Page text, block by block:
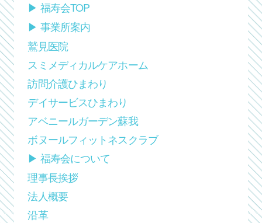
▶︎ 福寿会TOP
▶︎ 事業所案内
鷲見医院
スミメディカルケアホーム
訪問介護ひまわり
デイサービスひまわり
アベニールガーデン蘇我
ボヌールフィットネスクラブ
▶︎ 福寿会について
理事長挨拶
法人概要
沿革